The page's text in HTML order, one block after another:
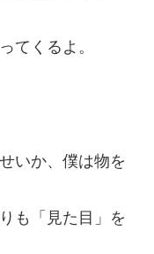
てくるよ。
いか、僕は物を
も「見た目」を